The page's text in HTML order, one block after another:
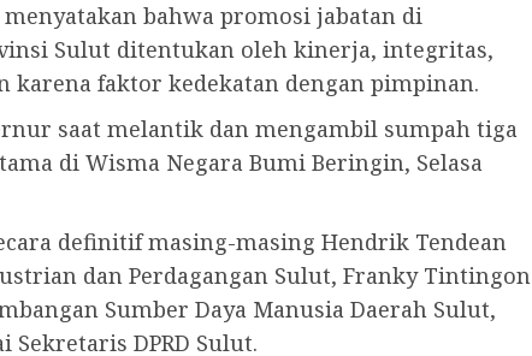
bahwa promosi jabatan di
Sulut ditentukan oleh kinerja, integritas,
karena faktor kedekatan dengan pimpinan.
saat melantik dan mengambil sumpah tiga
di Wisma Negara Bumi Beringin, Selasa
definitif masing-masing Hendrik Tendean
dan Perdagangan Sulut, Franky Tintingon
Sumber Daya Manusia Daerah Sulut,
Sekretaris DPRD Sulut.